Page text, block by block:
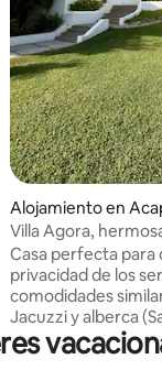
Alojamiento en
Villa Agora,
Acapulco
Casa perfecta para
privacidad de los
comodidades
Jacuzzi y alberca (Salada)
suave con piel y ojos,
y mejora la circulación. Jardín con